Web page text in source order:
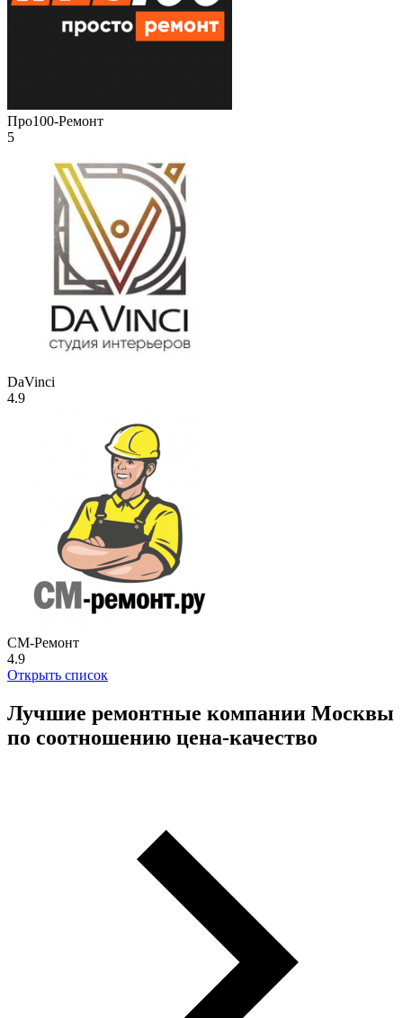
Про100-Ремонт
5
DaVinci
4.9
СМ-Ремонт
4.9
Открыть список
Лучшие ремонтные компании Москвы
по соотношению цена-качество